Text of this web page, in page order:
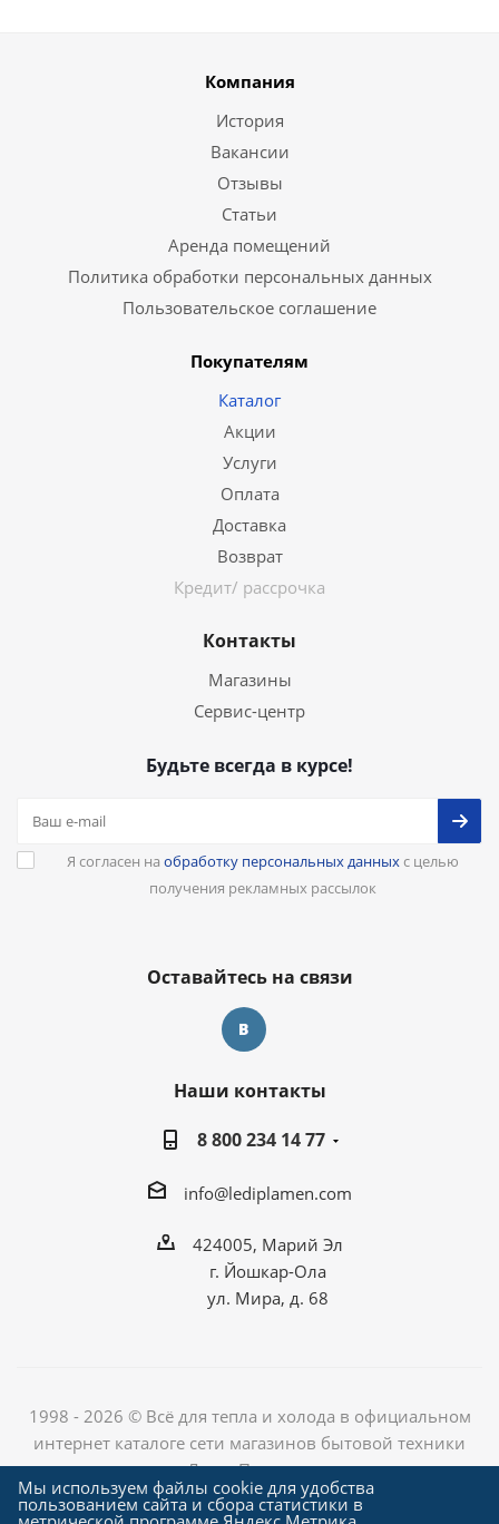
Компания
История
Вакансии
Отзывы
Статьи
Аренда помещений
Политика обработки персональных данных
Пользовательское соглашение
Покупателям
Каталог
Акции
Услуги
Оплата
Доставка
Возврат
Кредит/ рассрочка
Контакты
Магазины
Сервис-центр
Будьте всегда в курсе!
Я согласен на обработку персональных данныхс целью
получения рекламных рассылок
Оставайтесь на связи
Наши контакты
8 800 234 14 77
info@lediplamen.com
424005, Марий Эл
г. Йошкар-Ола
ул. Мира, д. 68
1998 - 2026 © Всё для тепла и холода в официальном
интернет каталоге сети магазинов бытовой техники
«Лед и Пламень»
Мы используем файлы cookie для удобства
пользованием сайта и сбора статистики в